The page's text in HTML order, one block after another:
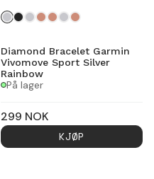
Diamond Bracelet Garmin
Vivomove Sport Silver
Rainbow
På lager
299 NOK
KJØP